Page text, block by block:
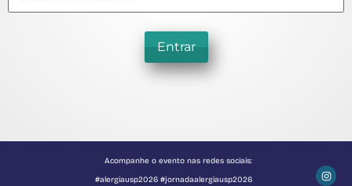
Entrar
Acompanhe o evento nas redes sociais:
#alergiausp2026 #jornadaalergiausp2026